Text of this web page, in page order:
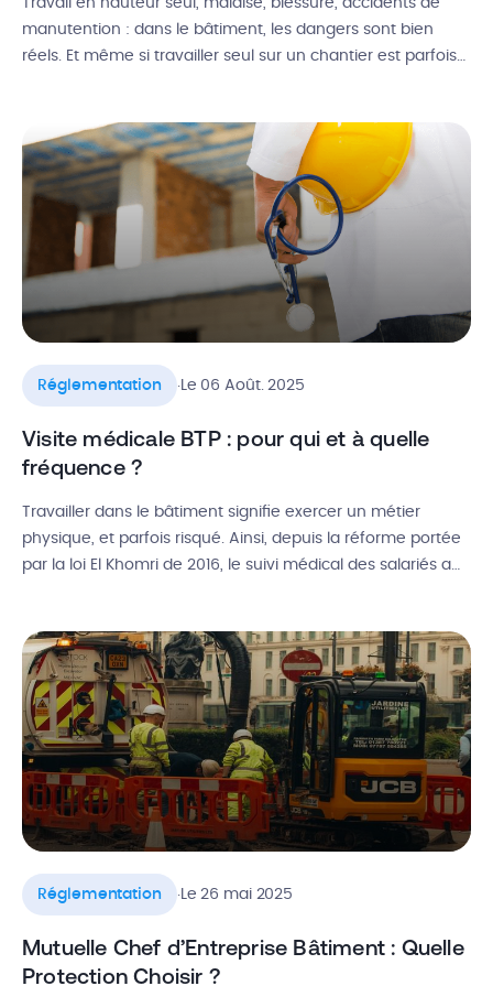
Travail en hauteur seul, malaise, blessure, accidents de
manutention : dans le bâtiment, les dangers sont bien
réels. Et même si travailler seul sur un chantier est parfois
travailler seul sur un chantier ? Que dit le Code […]
Réglementation .Le 06 Août. 2025
Visite médicale BTP : pour qui et à quelle
fréquence ?
Travailler dans le bâtiment signifie exercer un métier
physique, et parfois risqué. Ainsi, depuis la réforme portée
par la loi El Khomri de 2016, le suivi médical des salariés a
quelle fréquence doit-elle […]
Réglementation .Le 26 mai 2025
Mutuelle Chef d’Entreprise Bâtiment : Quelle
Protection Choisir ?